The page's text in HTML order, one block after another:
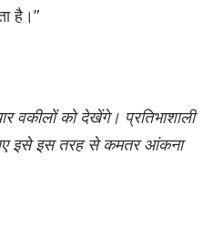
है।”
को देखेंगे। प्रतिभाशाली
इसे इस तरह से कमतर आंकना